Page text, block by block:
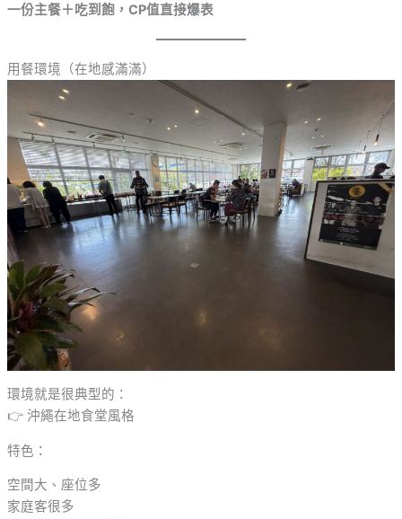
一份主餐＋吃到飽，CP值直接爆表
用餐環境（在地感滿滿）
環境就是很典型的：
👉 沖繩在地食堂風格
特色：
空間大、座位多
家庭客很多